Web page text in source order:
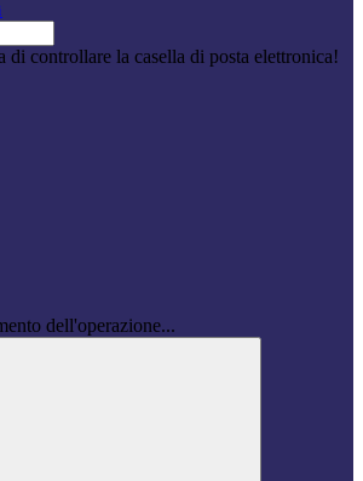
di controllare la casella di posta elettronica!
dell'operazione...